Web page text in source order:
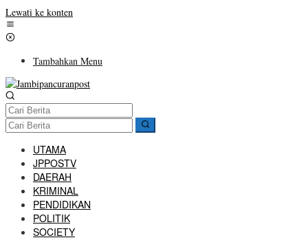
Lewati ke konten
Tambahkan Menu
UTAMA
JPPOSTV
DAERAH
KRIMINAL
PENDIDIKAN
POLITIK
SOCIETY